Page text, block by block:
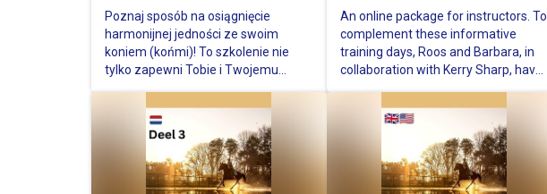
polskojęzyczna, część 1
Poznaj sposób na osiągnięcie
harmonijnej jedności ze swoim
koniem (końmi)! To szkolenie nie
tylko zapewni Tobie i Twojemu
podopiecznym i ich koniom – więcej
satysfakcji z jazdy, lecz pozwoli Ci
również zaoszczędzić na kosztach
leczenia weterynaryjnego. A jeśli
jeździsz…
Part 2
An online package for instructors. To
complement these informative
training days, Roos and Barbara, in
collaboration with Kerry Sharp, have
online training course. This online
course is suitable for riders and
trainers of all disciplines, from
beginner to Grand Prix…